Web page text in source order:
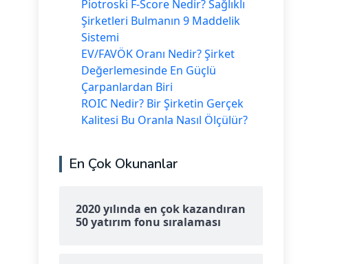
Piotroski F-Score Nedir? Sağlıklı
Şirketleri Bulmanın 9 Maddelik
Sistemi
EV/FAVÖK Oranı Nedir? Şirket
Değerlemesinde En Güçlü
Çarpanlardan Biri
ROIC Nedir? Bir Şirketin Gerçek
Kalitesi Bu Oranla Nasıl Ölçülür?
En Çok Okunanlar
2020 yılında en çok kazandıran
50 yatırım fonu sıralaması